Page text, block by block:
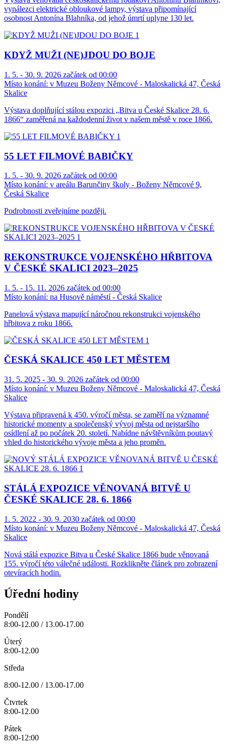
vynálezci elektrické obloukové lampy, výstava připomínající
osobnost Antonína Blahníka, od jehož úmrtí uplyne 130 let.
KDYŽ MUŽI (NE)JDOU DO BOJE
1. 5. - 30. 9. 2026 začátek od 00:00
Místo konání: v Muzeu Boženy Němcové - Maloskalická 47, Česká
Skalice
Výstava doplňující stálou expozici „Bitva u České Skalice 28. 6.
1866“ zaměřená na každodenní život v našem městě v roce 1866.
55 LET FILMOVÉ BABIČKY
1. 5. - 30. 9. 2026 začátek od 00:00
Místo konání: v areálu Barunčiny školy - Boženy Němcové 9,
Česká Skalice
Podrobnosti zveřejníme později.
REKONSTRUKCE VOJENSKÉHO HŘBITOVA
V ČESKÉ SKALICI 2023–2025
1. 5. - 15. 11. 2026 začátek od 00:00
Místo konání: na Husově náměstí - Česká Skalice
Panelová výstava mapující náročnou rekonstrukci vojenského
hřbitova z roku 1866.
ČESKÁ SKALICE 450 LET MĚSTEM
31. 5. 2025 - 30. 9. 2026 začátek od 00:00
Místo konání: v Muzeu Boženy Němcové - Maloskalická 47, Česká
Skalice
Výstava připravená k 450. výročí města, se zaměří na významné
historické momenty a společenský vývoj města od nejstaršího
osídlení až po počátek 20. století. Nabídne návštěvníkům poutavý
vhled do historického vývoje města a jeho proměn.
STÁLÁ EXPOZICE VĚNOVANÁ BITVĚ U
ČESKÉ SKALICE 28. 6. 1866
1. 5. 2022 - 30. 9. 2030 začátek od 00:00
Místo konání: v Muzeu Boženy Němcové - Maloskalická 47, Česká
Skalice
Nová stálá expozice Bitva u České Skalice 1866 bude věnovaná
155. výročí této válečné události. Rozklikněte článek pro zobrazení
otevíracích hodin.
Úřední hodiny
Pondělí
8:00-12.00 / 13.00-17.00
Úterý
8:00-12.00
Středa
8:00-12.00 / 13.00-17.00
Čtvrtek
8:00-12.00
Pátek
8:00-12:00